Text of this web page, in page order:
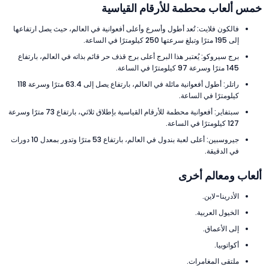
خمس ألعاب محطمة للأرقام القياسية
فالكون فلايت: تُعد أطول وأسرع وأعلى أفعوانية في العالم، حيث يصل ارتفاعها
إلى 195 مترًا وتبلغ سرعتها 250 كيلومترًا في الساعة.
برج سيروكو: يُعتبر هذا البرج أعلى برج قذف حر قائم بذاته في العالم، بارتفاع
145 مترًا وسرعة 97 كيلومترًا في الساعة.
راتلر: أطول أفعوانية مائلة في العالم، بارتفاع يصل إلى 63.4 مترًا وسرعة 118
كيلومترًا في الساعة.
سبتفاير: أفعوانية محطمة للأرقام القياسية بإطلاق ثلاثي، بارتفاع 73 مترًا وسرعة
127 كيلومترًا في الساعة.
جيروسبين: أعلى لعبة بندول في العالم، بارتفاع 53 مترًا وتدور بمعدل 10 دورات
في الدقيقة.
ألعاب ومعالم أخرى
الأدرينا-لاين.
الخيول العربية.
إلى الأعماق.
أكواتوبيا.
ملتقى المغامرات.